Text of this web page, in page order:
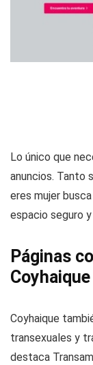
Lo único que
anuncios. Tanto
eres mujer
espacio seguro
Páginas
Coyhaique
transexuales y
destaca